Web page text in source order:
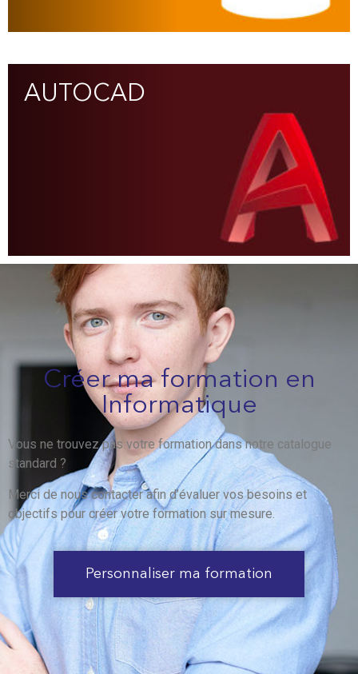
AUTOCAD
Créer ma formation en
Informatique
Vous ne trouvez pas votre formation dans notre catalogue
standard ?
Merci de nous contacter afin d’évaluer vos besoins et
objectifs pour créer votre formation sur mesure.
Personnaliser ma formation